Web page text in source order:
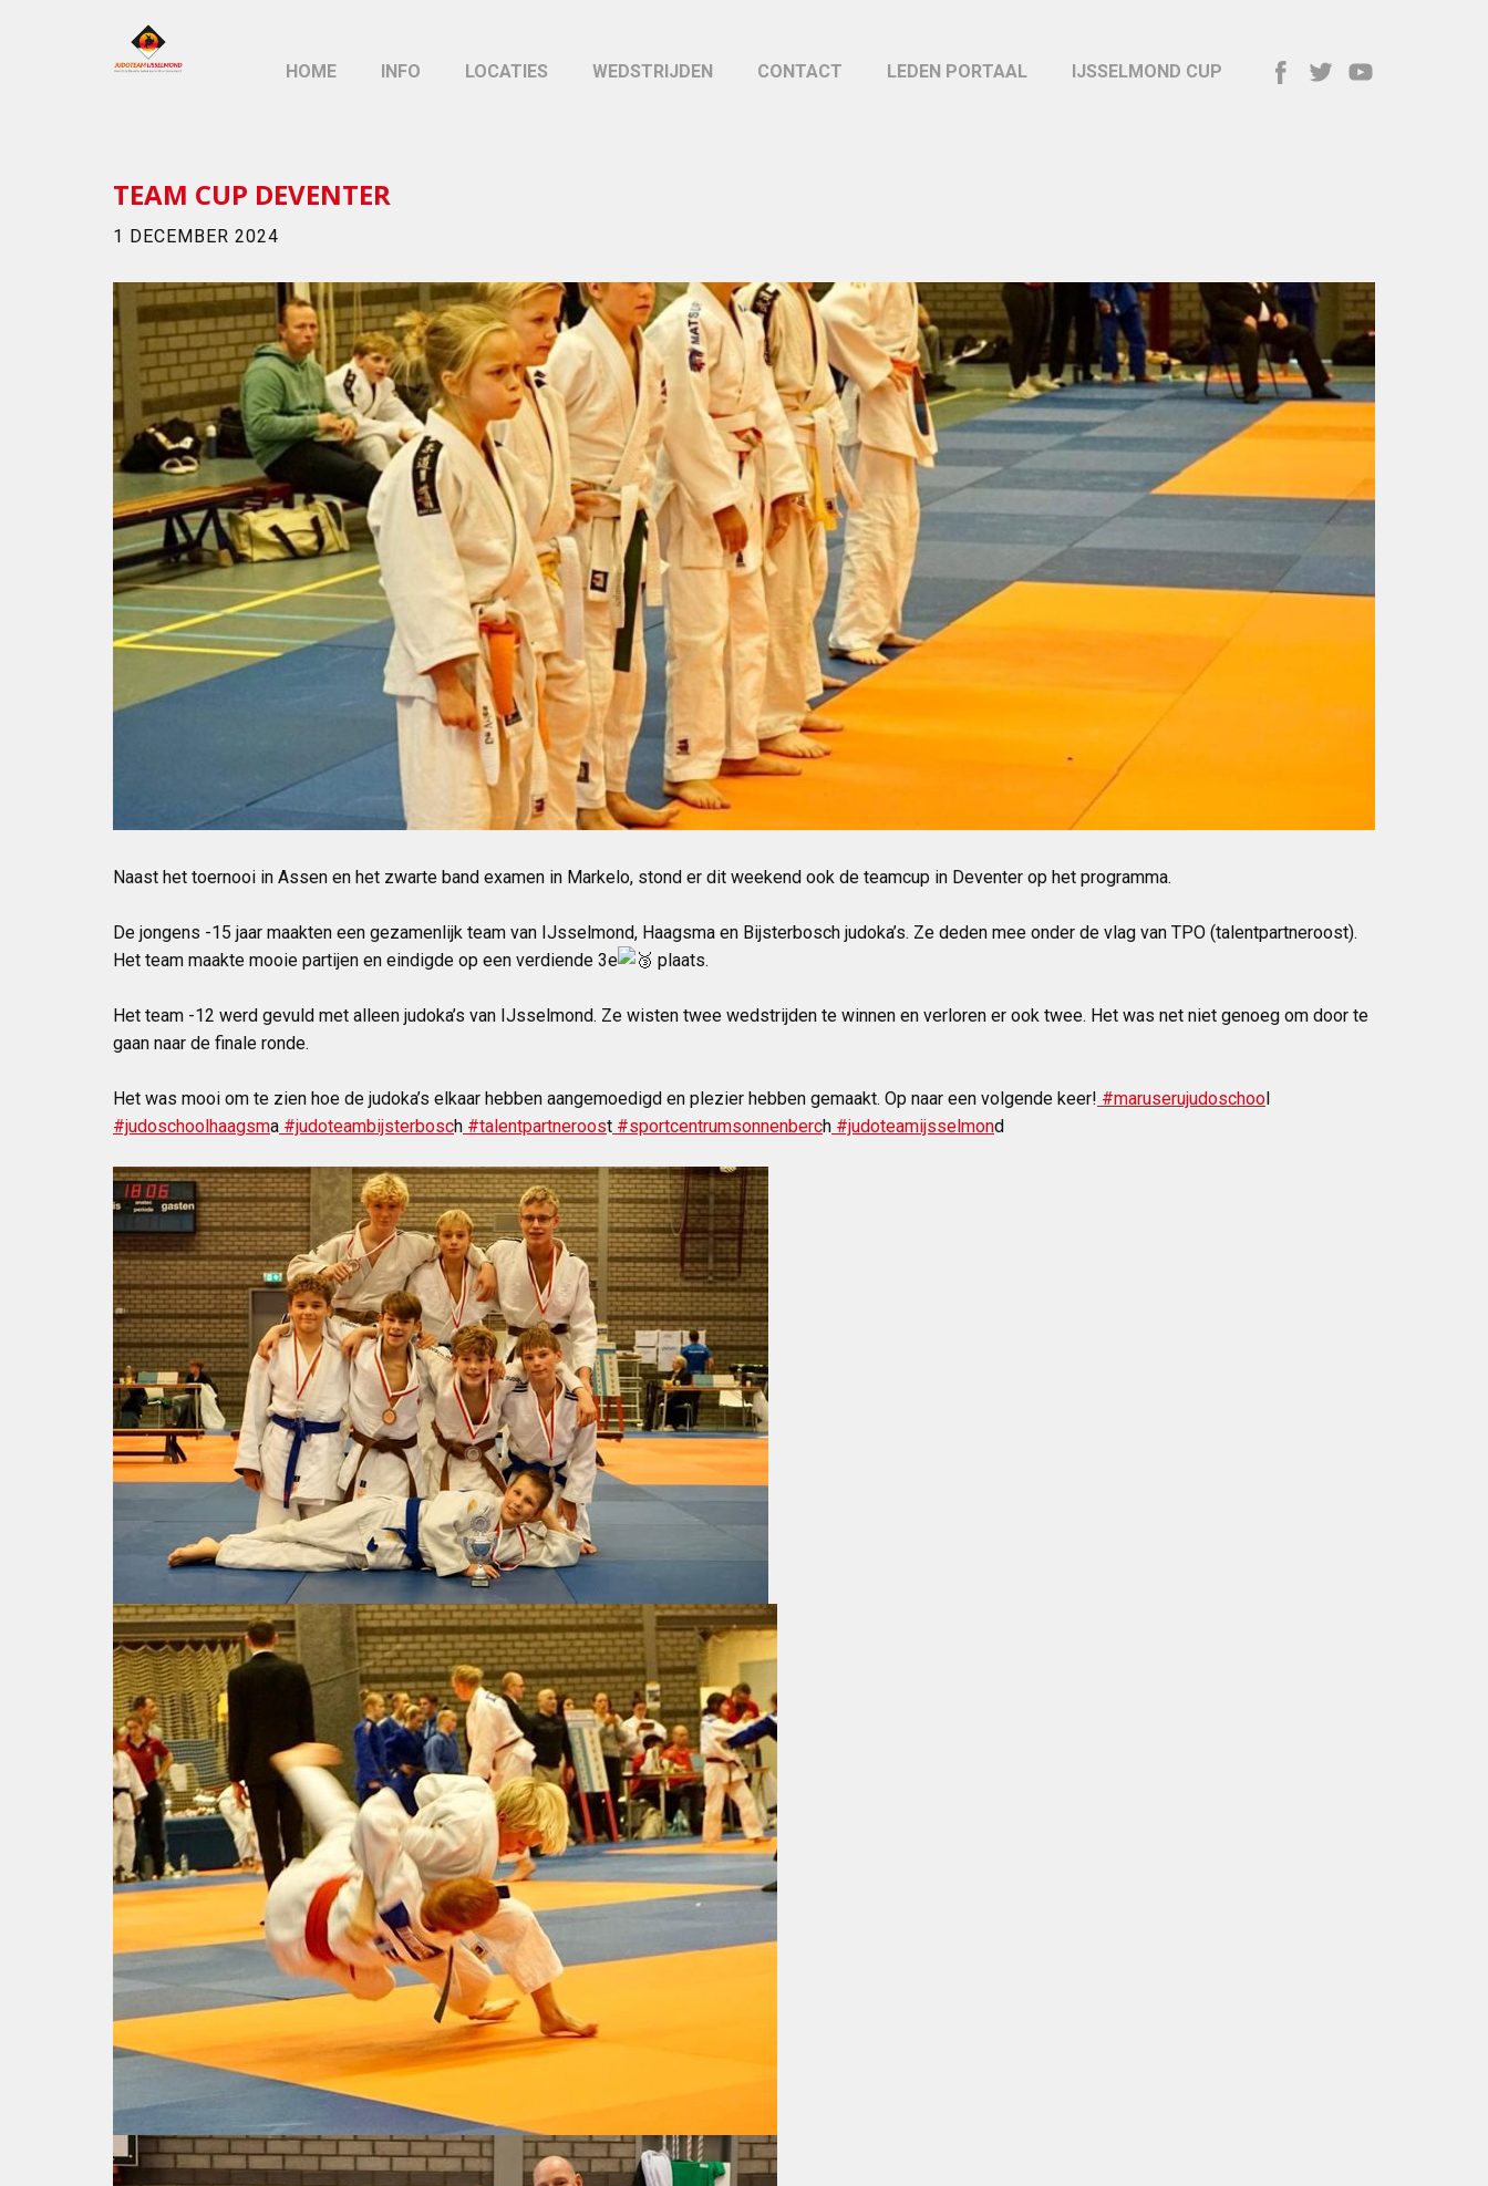
HOME INFO LOCATIES WEDSTRIJDEN CONTACT LEDEN PORTAAL IJSSELMOND CUP
TEAM CUP DEVENTER
1 DECEMBER 2024
Naast het toernooi in Assen en het zwarte band examen in Markelo, stond er dit weekend ook de teamcup in Deventer op het programma.
De jongens -15 jaar maakten een gezamenlijk team van IJsselmond, Haagsma en Bijsterbosch judoka’s. Ze deden mee onder de vlag van TPO (talentpartneroost).
Het team maakte mooie partijen en eindigde op een verdiende 3e
plaats.
Het team -12 werd gevuld met alleen judoka’s van IJsselmond. Ze wisten twee wedstrijden te winnen en verloren er ook twee. Het was net niet genoeg om door te
gaan naar de finale ronde.
Het was mooi om te zien hoe de judoka’s elkaar hebben aangemoedigd en plezier hebben gemaakt. Op naar een volgende keer! #maruserujudoschool
#judoschoolhaagsma #judoteambijsterbosch #talentpartneroost #sportcentrumsonnenberch #judoteamijsselmond